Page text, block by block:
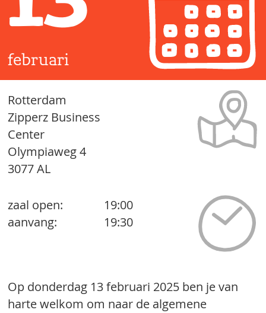
februari
Rotterdam
Zipperz Business
Center
Olympiaweg 4
3077 AL
zaal open:
19:00
aanvang:
19:30
Op donderdag 13 februari 2025 ben je van
harte welkom om naar de algemene